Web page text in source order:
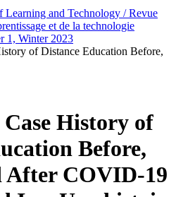
Learning and Technology / Revue
et de la technologie
1, Winter 2023
of Distance Education Before,
History of
Before,
After COVID-19